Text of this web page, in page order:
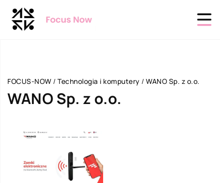
FOCUS-NOW / Technologia i komputery / WANO Sp. z o.o.
WANO Sp. z o.o.